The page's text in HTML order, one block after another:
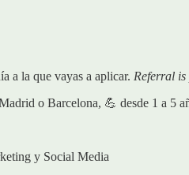
a la que vayas a aplicar. Referral
o Barcelona, 💪 desde 1 a 5
y Social Media